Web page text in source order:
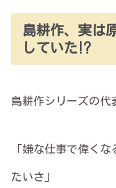
島耕作、実は
していた⁉︎
島耕作シリーズの代
「嫌な仕事で偉く
たいさ」